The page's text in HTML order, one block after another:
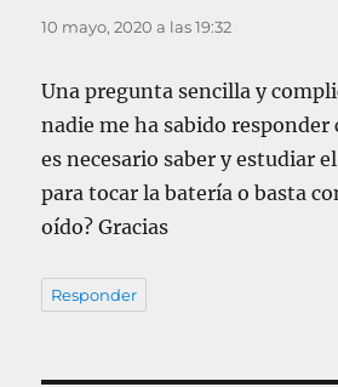
10 mayo, 2020 a las 19:32
Una pregunta sencilla y
nadie me ha sabido
es necesario saber y estudiar
para tocar la batería o basta
oído? Gracias
Responder